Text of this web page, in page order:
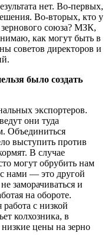
нет. Во-первых,
Во-вторых, кто у
союза? МЗК,
как могут быть в
советов директоров и
было создать
экспортеров.
они туда
Объединиться
выступить против
В случае
могут обрубить нам
нами — это другой
заморачиваться и
на обороте.
работа с низкой
колхозника, в
низкие цены на зерно